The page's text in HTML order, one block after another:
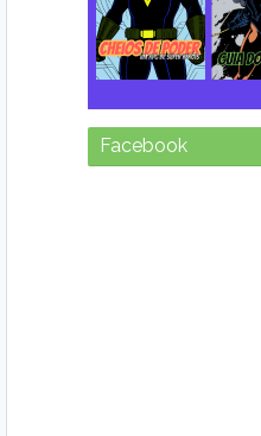
Facebook